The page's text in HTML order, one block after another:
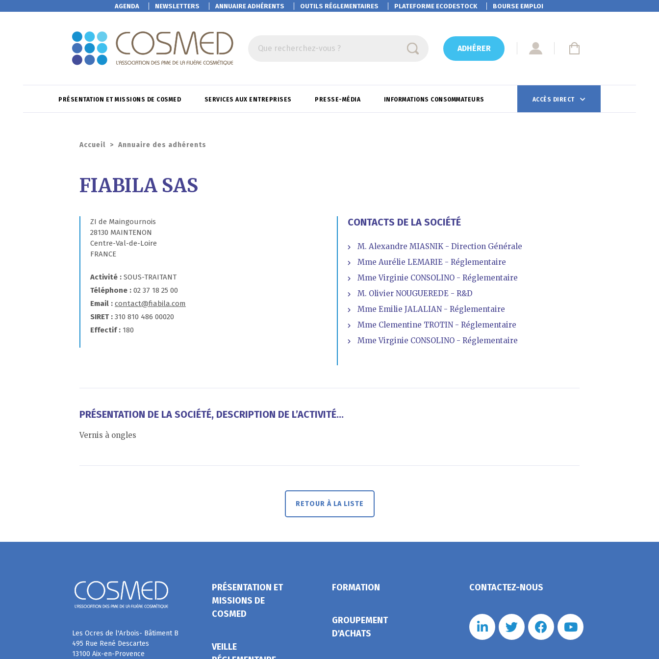
AGENDA NEWSLETTERS ANNUAIRE ADHÉRENTS OUTILS RÉGLEMENTAIRES PLATEFORMEECODESTOCK BOURSE EMPLOI
Que recherchez-vous ? ADHÉRER
PRÉSENTATION ET MISSIONS DE COSMED SERVICES AUX ENTREPRISES PRESSE-MÉDIA INFORMATIONS CONSOMMATEURS ACCÈS DIRECT
Accueil > Annuaire des adhérents
FIABILA SAS
ZI de Maingournois
28130 MAINTENON
Centre-Val-de-Loire
FRANCE
Activité
SOUS-TRAITANT
Téléphone
02 37 18 25 00
Email
contact@fiabila.com
SIRET
310 810 486 00020
Effectif
180
CONTACTS DE LA SOCIÉTÉ
M. Alexandre MIASNIK - Direction Générale
Mme Aurélie LEMARIE - Réglementaire
Mme Virginie CONSOLINO - Réglementaire
M. Olivier NOUGUEREDE - R&D
Mme Emilie JALALIAN - Réglementaire
Mme Clementine TROTIN - Réglementaire
Mme Virginie CONSOLINO - Réglementaire
PRÉSENTATION DE LA SOCIÉTÉ, DESCRIPTION DE L’ACTIVITÉ...
Vernis à ongles
RETOUR À LA LISTE
Les Ocres de l'Arbois- Bâtiment B
495 Rue René Descartes
13100 Aix-en-Provence
PRÉSENTATION ET
MISSIONS DE
COSMED
VEILLE
FORMATION
GROUPEMENT
D'ACHATS
CONTACTEZ-NOUS